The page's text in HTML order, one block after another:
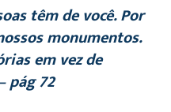
têm de você. Por
monumentos.
em vez de
pág 72